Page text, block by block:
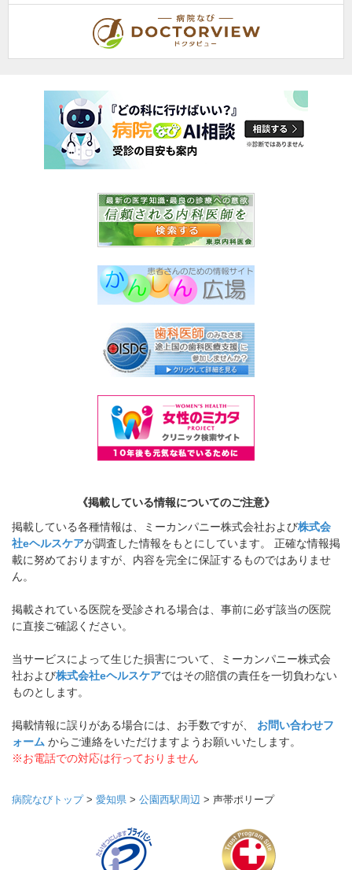
《掲載している情報についてのご注意》
掲載している各種情報は、ミーカンパニー株式会社および株式会
社eヘルスケアが調査した情報をもとにしています。 正確な情報掲
載に努めておりますが、内容を完全に保証するものではありませ
ん。
掲載されている医院を受診される場合は、事前に必ず該当の医院
に直接ご確認ください。
当サービスによって生じた損害について、ミーカンパニー株式会
社および株式会社eヘルスケアではその賠償の責任を一切負わない
ものとします。
掲載情報に誤りがある場合には、お手数ですが、 お問い合わせフ
ォーム からご連絡をいただけますようお願いいたします。
※お電話での対応は行っておりません
病院なびトップ> 愛知県 > 公園西駅周辺 > 声帯ポリープ